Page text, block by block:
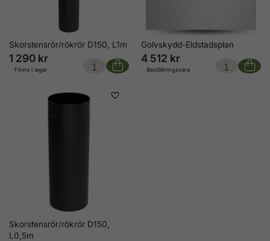
Skorstensrör/rökrör D150, L1m
1 290 kr
Finns i lager
Golvskydd-Eldstadsplan
4 512 kr
Beställningsvara
Skorstensrör/rökrör D150,
L0,5m